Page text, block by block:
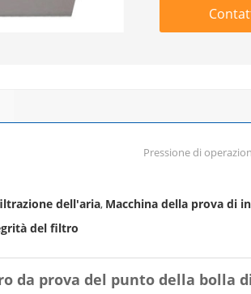
Pressione di
dell'aria, Macchina della prova di
del filtro
da prova del punto della bolla